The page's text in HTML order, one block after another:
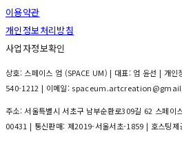
이용약관
개인정보처리방침
사업자정보확인
상호: 스페이스 엄 (SPACE UM) | 대표: 엄 윤선 | 개
540-1212 | 이메일:
주소: 서울특별시 서초구 남부순환로309길 62 스페이
00431 | 통신판매: 제2019-서울서초-1859 | 호스팅